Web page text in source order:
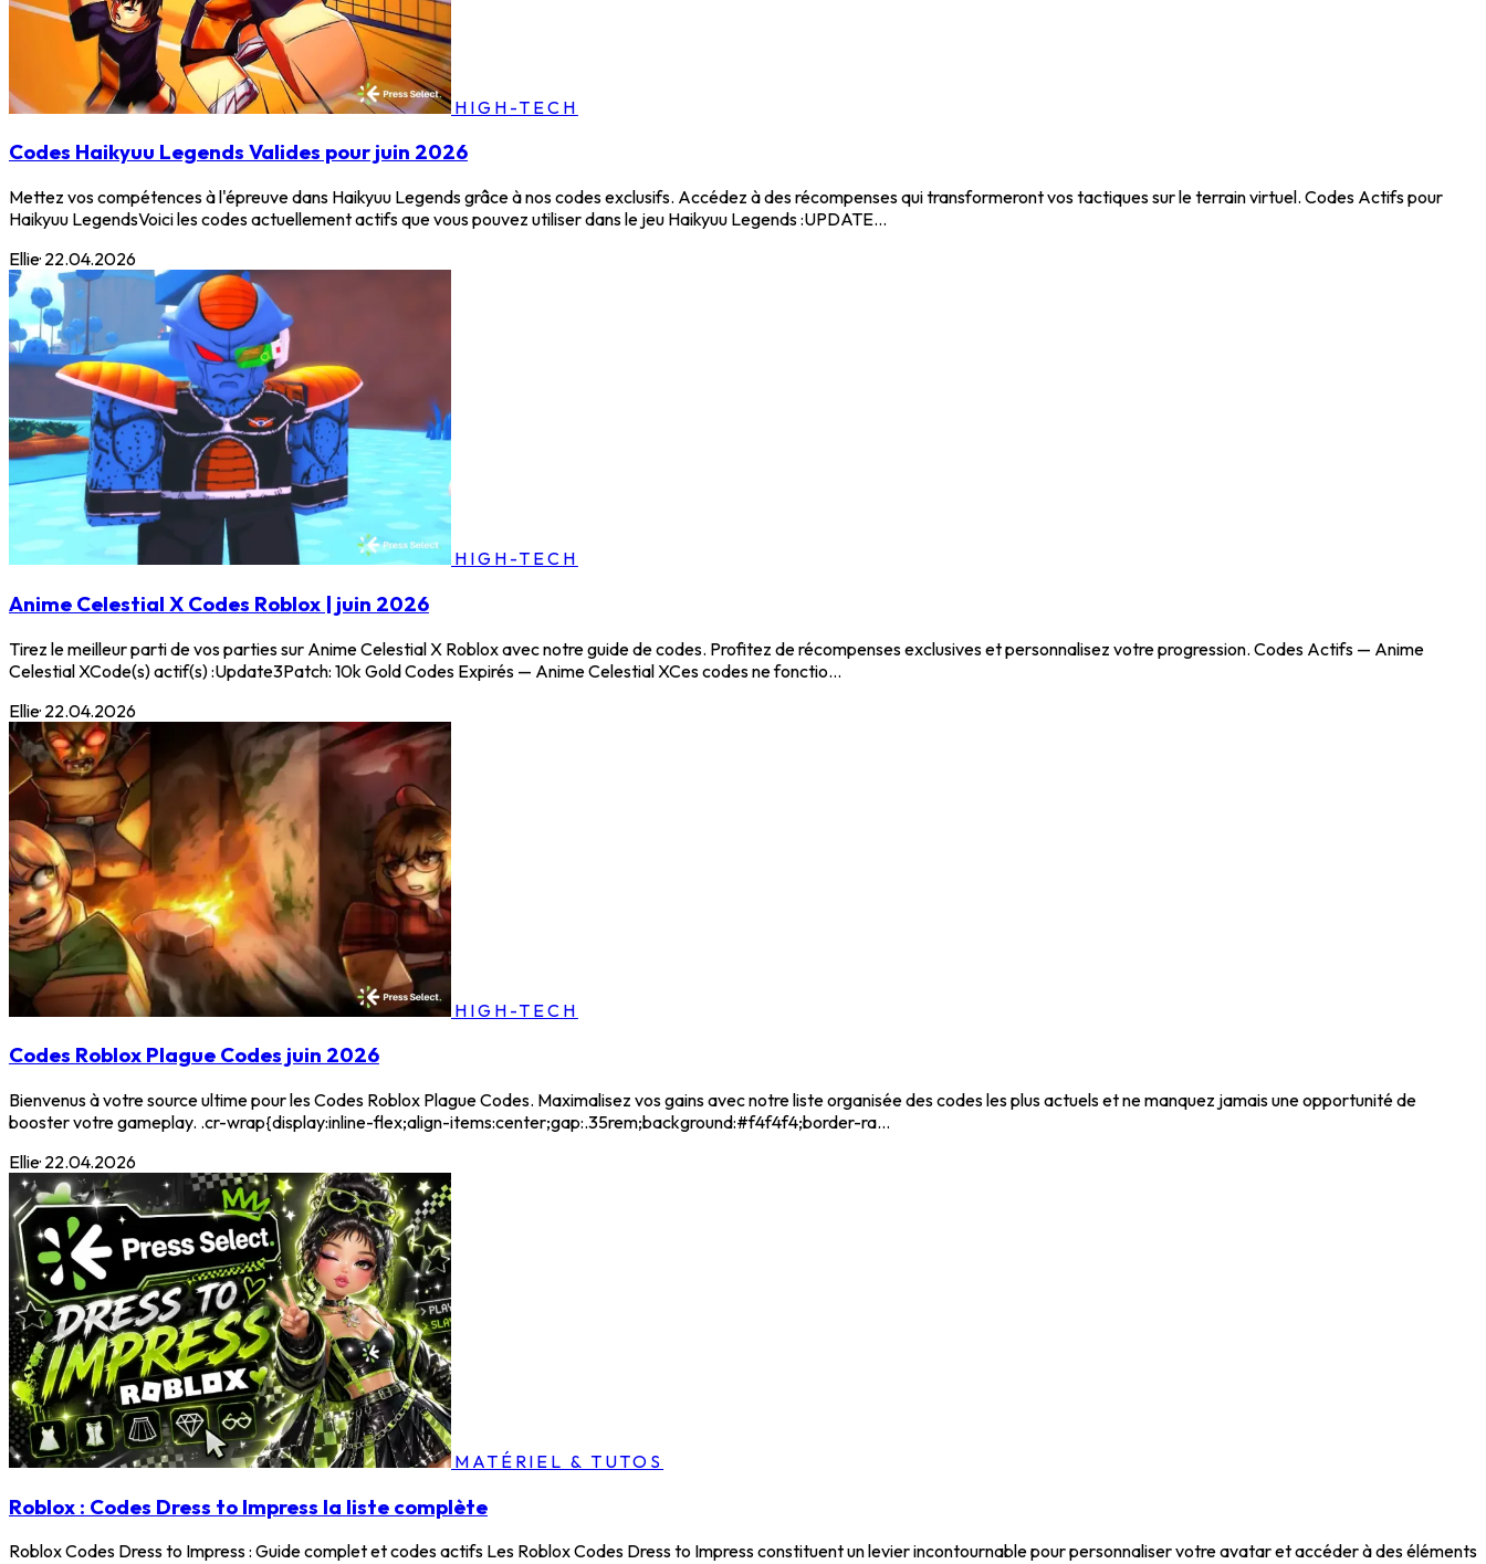
HIGH-TECH
Codes Haikyuu Legends Valides pour juin 2026
Mettez vos compétences à l'épreuve dans Haikyuu Legends grâce à nos codes exclusifs. Accédez à des récompenses qui transformeront vos tactiques sur le terrain virtuel. Codes Actifs pour
Haikyuu LegendsVoici les codes actuellement actifs que vous pouvez utiliser dans le jeu Haikyuu Legends :UPDATE...
Ellie· 22.04.2026
HIGH-TECH
Anime Celestial X Codes Roblox | juin 2026
Tirez le meilleur parti de vos parties sur Anime Celestial X Roblox avec notre guide de codes. Profitez de récompenses exclusives et personnalisez votre progression. Codes Actifs — Anime
Celestial XCode(s) actif(s) :Update3Patch: 10k Gold Codes Expirés — Anime Celestial XCes codes ne fonctio...
Ellie· 22.04.2026
HIGH-TECH
Codes Roblox Plague Codes juin 2026
Bienvenus à votre source ultime pour les Codes Roblox Plague Codes. Maximalisez vos gains avec notre liste organisée des codes les plus actuels et ne manquez jamais une opportunité de
booster votre gameplay. .cr-wrap{display:inline-flex;align-items:center;gap:.35rem;background:#f4f4f4;border-ra...
Ellie· 22.04.2026
MATÉRIEL & TUTOS
Roblox : Codes Dress to Impress la liste complète
Roblox Codes Dress to Impress : Guide complet et codes actifs Les Roblox Codes Dress to Impress constituent un levier incontournable pour personnaliser votre avatar et accéder à des éléments